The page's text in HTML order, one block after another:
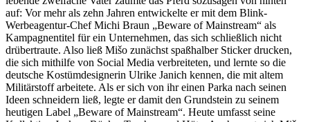
auf: Vor mehr als zehn Jahren entwickelte er mit dem Blink-
Werbeagentur-Chef Michi Braun „Beware of Mainstream“ als
Kampagnentitel für ein Unternehmen, das sich schließlich nicht
drübertraute. Also ließ Mišo zunächst spaßhalber Sticker drucken,
die sich mithilfe von Social Media verbreiteten, und lernte so die
deutsche Kostümdesignerin Ulrike Janich kennen, die mit altem
Militärstoff arbeitete. Als er sich von ihr einen Parka nach seinen
Ideen schneidern ließ, legte er damit den Grundstein zu seinem
heutigen Label „Beware of Mainstream“. Heute umfasst seine